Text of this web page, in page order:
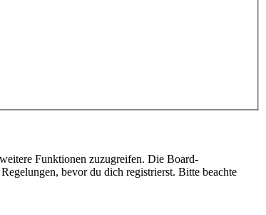
Funktionen zuzugreifen. Die Board-
bevor du dich registrierst. Bitte beachte